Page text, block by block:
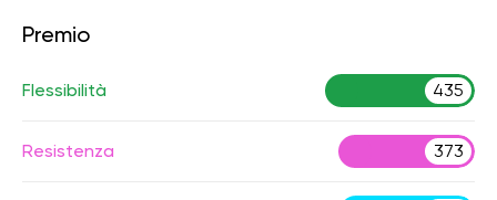
Premio
Flessibilità 435
Resistenza 373